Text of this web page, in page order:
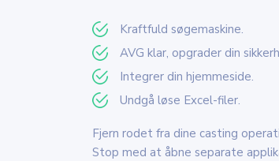
Kraftfuld søgemaskine.
AVG klar, opgrader din
Integrer din hjemmeside.
Undgå løse Excel-filer.
Fjern rodet fra dine casting
Stop med at åbne separate